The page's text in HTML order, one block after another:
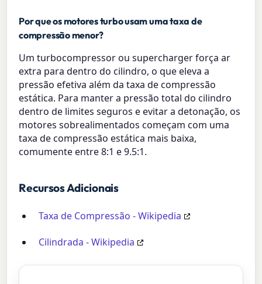
Por que os motores turbo usam uma taxa de
compressão menor?
Um turbocompressor ou supercharger força ar
extra para dentro do cilindro, o que eleva a
pressão efetiva além da taxa de compressão
estática. Para manter a pressão total do cilindro
dentro de limites seguros e evitar a detonação, os
motores sobrealimentados começam com uma
taxa de compressão estática mais baixa,
comumente entre 8:1 e 9.5:1.
Recursos Adicionais
Taxa de Compressão - Wikipedia
Cilindrada - Wikipedia